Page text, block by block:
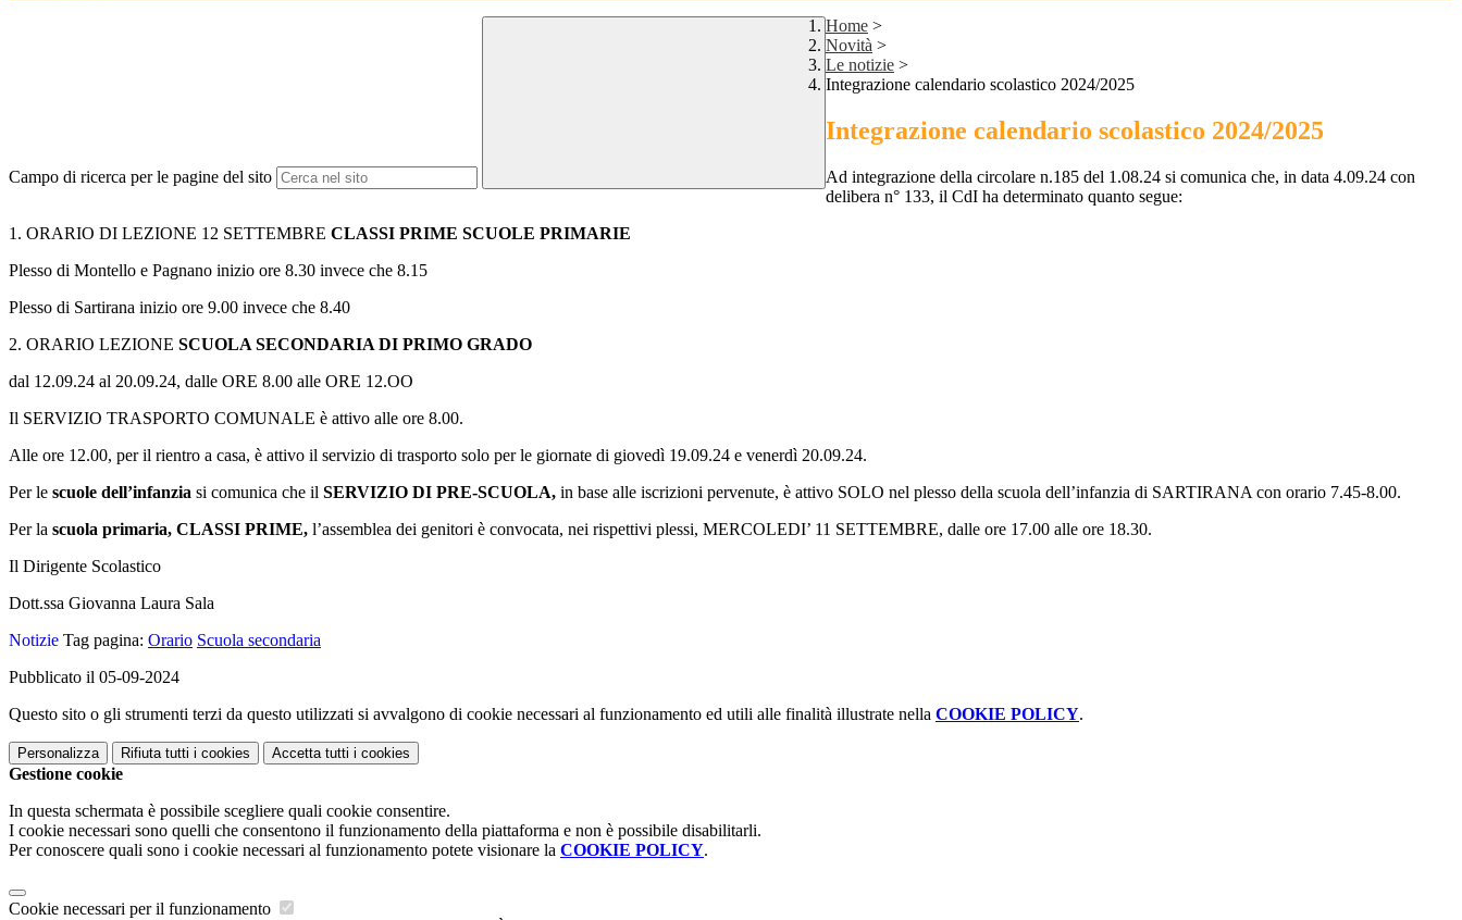
Campo di ricerca per le pagine del sito
Home >
Novità >
Le notizie >
Integrazione calendario scolastico 2024/2025
Integrazione calendario scolastico 2024/2025
Ad integrazione della circolare n.185 del 1.08.24 si comunica che, in data 4.09.24 con
delibera n° 133, il CdI ha determinato quanto segue:
1. ORARIO DI LEZIONE 12 SETTEMBRE CLASSI PRIME SCUOLE PRIMARIE
Plesso di Montello e Pagnano inizio ore 8.30 invece che 8.15
Plesso di Sartirana inizio ore 9.00 invece che 8.40
2. ORARIO LEZIONE SCUOLA SECONDARIA DI PRIMO GRADO
dal 12.09.24 al 20.09.24, dalle ORE 8.00 alle ORE 12.OO
Il SERVIZIO TRASPORTO COMUNALE è attivo alle ore 8.00.
Alle ore 12.00, per il rientro a casa, è attivo il servizio di trasporto solo per le giornate di giovedì 19.09.24 e venerdì 20.09.24.
Per le scuole dell’infanzia si comunica che il SERVIZIO DI PRE-SCUOLA, in base alle iscrizioni pervenute, è attivo SOLO nel plesso della scuola dell’infanzia di SARTIRANA con orario 7.45-8.00.
Per la scuola primaria, CLASSI PRIME, l’assemblea dei genitori è convocata, nei rispettivi plessi, MERCOLEDI’ 11 SETTEMBRE, dalle ore 17.00 alle ore 18.30.
Il Dirigente Scolastico
Dott.ssa Giovanna Laura Sala
Notizie Tag pagina: Orario Scuola secondaria
Pubblicato il 05-09-2024
Questo sito o gli strumenti terzi da questo utilizzati si avvalgono di cookie necessari al funzionamento ed utili alle finalità illustrate nella COOKIE POLICY.
Personalizza Rifiuta tutti i cookies Accetta tutti i cookies
Gestione cookie
In questa schermata è possibile scegliere quali cookie consentire.
I cookie necessari sono quelli che consentono il funzionamento della piattaforma e non è possibile disabilitarli.
Per conoscere quali sono i cookie necessari al funzionamento potete visionare la COOKIE POLICY.
Cookie necessari per il funzionamento